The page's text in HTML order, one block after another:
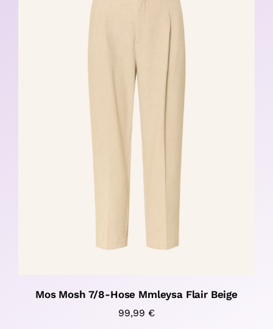
Mos Mosh 7/8-Hose Mmleysa Flair Beige
99,99 €